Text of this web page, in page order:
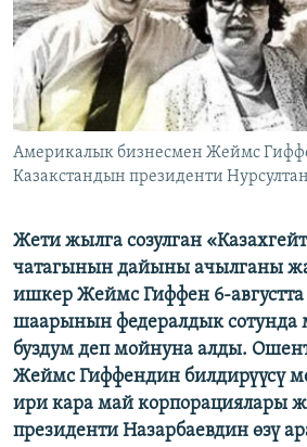
АЗАТТЫК+
ЫҢГАЙСЫЗ СУРООЛОР
ЭЕ/АРнун бардык сайттары
Америкалык бизнесмен Жеймс
Казакстандын президенти
Жети жылга созулган
чатагынын дайыны ачылганы
ишкер Жеймс Гиффен 6-
шаарынын федералдык
буздум деп мойнуна алды.
Жеймс Гиффендин билдирүүсү
ири кара май корпорациялары
президенти Назарбаевдин өзү